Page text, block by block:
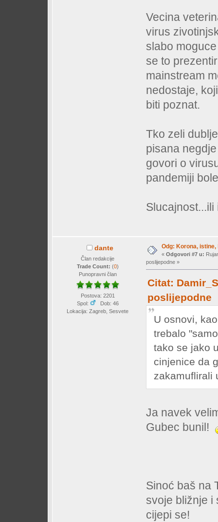
Vecina
virus
slabo
se to
mainstream
nedostaje,
biti poznat.
Tko zeli
pisana
govori o
pandemiji
Slucajnost...ili
dante
Član redakcije
Trade Count: (0)
Punopravni član
Postova: 2201
Spol:
Dob: 46
Lokacija: Zagreb, Sesvete
Odg: Korona,
« Odgovori #7 u:
poslijepodne »
Citat:
poslijepodne
U osnovi,
trebalo
tako se jako
cinjenice da
zakamuflirali
Ja navek
Gubec bunil!
Sinoć baš na
svoje bližnje i
cijepi se!